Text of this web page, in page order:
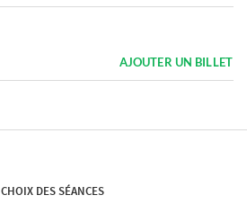
AJOUTER UN BILLET
CHOIX DES SÉANCES